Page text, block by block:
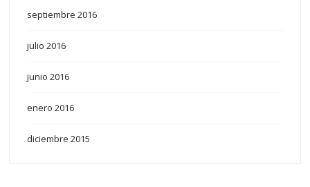
septiembre 2016
julio 2016
junio 2016
enero 2016
diciembre 2015